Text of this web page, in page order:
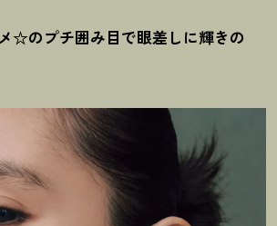
メ☆のプチ囲み目で眼差しに輝きの